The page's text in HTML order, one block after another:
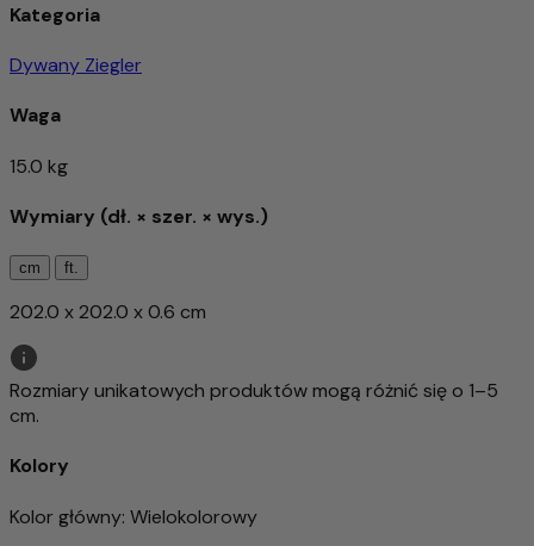
Kategoria
Dywany Ziegler
Waga
15.0 kg
Wymiary (dł. × szer. × wys.)
cm ft.
202.0 x 202.0 x 0.6 cm
Rozmiary unikatowych produktów mogą różnić się o 1–5
cm.
Kolory
Kolor główny: Wielokolorowy